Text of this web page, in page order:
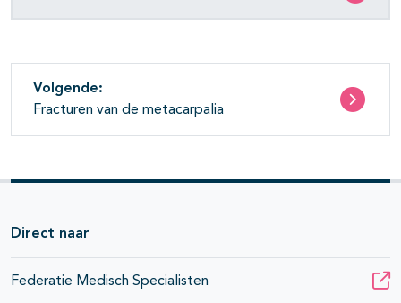
Volgende:
Fracturen van de metacarpalia
Direct naar
Federatie Medisch Specialisten